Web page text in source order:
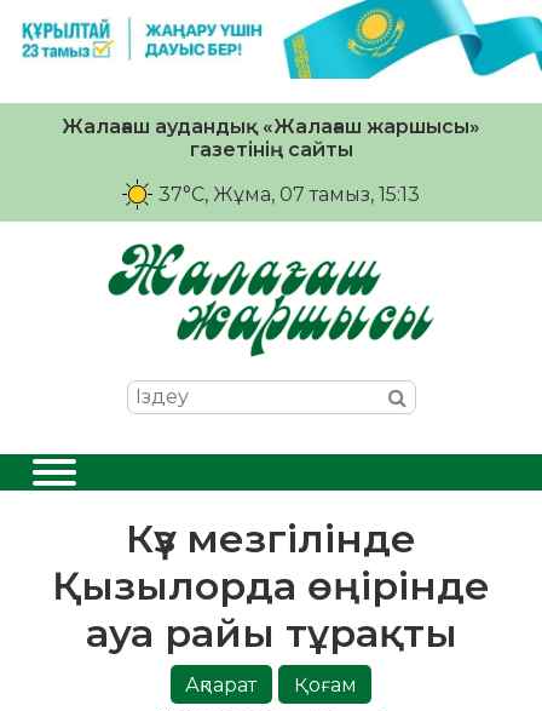
Жалағаш аудандық «Жалағаш жаршысы»
газетінің сайты
37°C, Жұма, 07 тамыз, 15:13
Күз мезгілінде
Қызылорда өңірінде
ауа райы тұрақты
Ақпарат
Қоғам